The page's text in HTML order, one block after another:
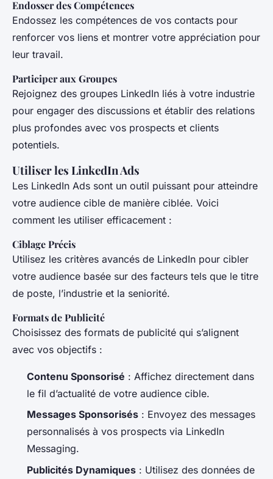
Endosser des Compétences
Endossez les compétences de vos contacts pour
renforcer vos liens et montrer votre appréciation pour
leur travail.
Participer aux Groupes
Rejoignez des groupes LinkedIn liés à votre industrie
pour engager des discussions et établir des relations
plus profondes avec vos prospects et clients
potentiels.
Utiliser les LinkedIn Ads
Les LinkedIn Ads sont un outil puissant pour atteindre
votre audience cible de manière ciblée. Voici
comment les utiliser efficacement :
Ciblage Précis
Utilisez les critères avancés de LinkedIn pour cibler
votre audience basée sur des facteurs tels que le titre
de poste, l’industrie et la seniorité.
Formats de Publicité
Choisissez des formats de publicité qui s’alignent
avec vos objectifs :
Contenu Sponsorisé : Affichez directement dans
le fil d’actualité de votre audience cible.
Messages Sponsorisés : Envoyez des messages
personnalisés à vos prospects via LinkedIn
Messaging.
Publicités Dynamiques : Utilisez des données de